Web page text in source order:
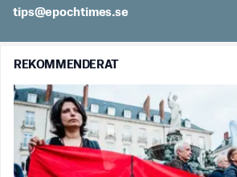
es.semithcope@spit
REKOMMENDERAT